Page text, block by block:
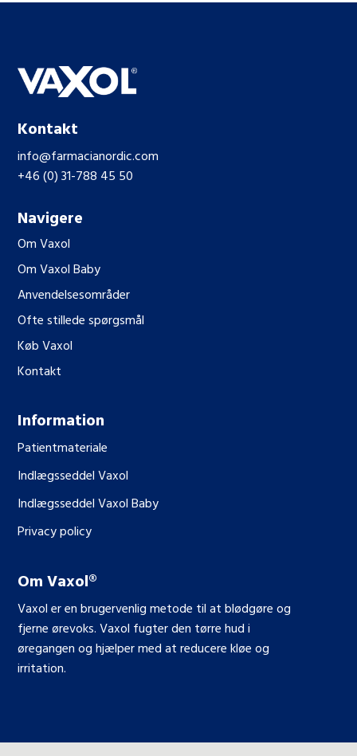
Kontakt
info@farmacianordic.com
+46 (0) 31-788 45 50
Navigere
Om Vaxol
Om Vaxol Baby
Anvendelsesområder
Ofte stillede spørgsmål
Køb Vaxol
Kontakt
Information
Patientmateriale
Indlægsseddel Vaxol
Indlægsseddel Vaxol Baby
Privacy policy
Om Vaxol®
Vaxol er en brugervenlig metode til at blødgøre og
fjerne ørevoks. Vaxol fugter den tørre hud i
øregangen og hjælper med at reducere kløe og
irritation.